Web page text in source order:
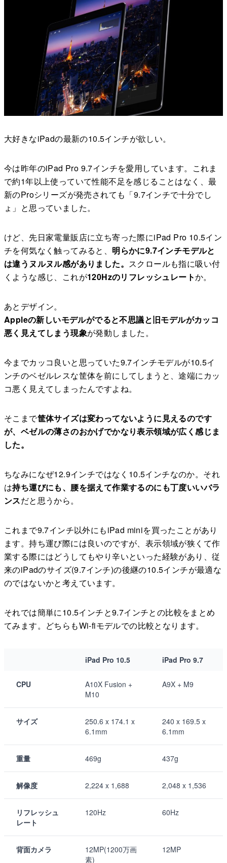
大好きなiPadの最新の10.5インチが欲しい。
今は昨年のiPad Pro 9.7インチを愛用しています。これま
で約1年以上使っていて性能不足を感じることはなく、最
新のProシリーズが発売されても「9.7インチで十分でし
ょ」と思っていました。
けど、先日家電量販店に立ち寄った際にiPad Pro 10.5イン
チを何気なく触ってみると、 明らかに9.7インチモデルと
は違うヌルヌル感がありました。 スクロールも指に吸い付
くような感じ、これが120Hzのリフレッシュレートか。
あとデザイン。
Appleの新しいモデルがでると不思議と旧モデルがカッコ
悪く見えてしまう現象が発動しました。
今までカッコ良いと思っていた9.7インチモデルが10.5イ
ンチのベゼルレスな筐体を前にしてしまうと、途端にカッ
コ悪く見えてしまったんですよね。
そこまで筐体サイズは変わってないように見えるのです
が、ベゼルの薄さのおかげでかなり表示領域が広く感じま
した。
ちなみになぜ12.9インチではなく10.5インチなのか。それ
は持ち運びにも、腰を据えて作業するのにも丁度いいバラ
ンスだと思うから。
これまで9.7インチ以外にもiPad miniを買ったことがあり
ます。持ち運び際には良いのですが、表示領域が狭くて作
業する際にはどうしてもやり辛いといった経験があり、従
来のiPadのサイズ(9.7インチ)の後継の10.5インチが最適な
のではないかと考えています。
それでは簡単に10.5インチと9.7インチとの比較をまとめ
てみます。どちらもWi-fiモデルでの比較となります。
iPad Pro 10.5 iPad Pro 9.7
CPU
A10X Fusion +
M10
A9X + M9
サイズ
250.6 x 174.1 x
6.1mm
240 x 169.5 x
6.1mm
重量 469g 437g
解像度 2,224 x 1,688 2,048 x 1,536
リフレッシュ
レート
120Hz 60Hz
背面カメラ
12MP(1200万画
素)
12MP